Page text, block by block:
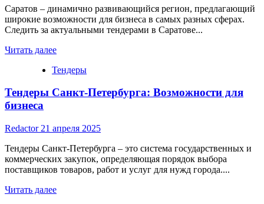
Саратов – динамично развивающийся регион, предлагающий
широкие возможности для бизнеса в самых разных сферах.
Следить за актуальными тендерами в Саратове...
Читать далееRead
about
тендеров
Эффективные
стратегии
и
ключевые
аспекты
Тендеры
Тендеры Санкт-Петербурга: Возможности для
бизнеса
Redactor 21 апреля 2025
Тендеры Санкт-Петербурга – это система государственных и
коммерческих закупок, определяющая порядок выбора
поставщиков товаров, работ и услуг для нужд города....
Читать далееRead